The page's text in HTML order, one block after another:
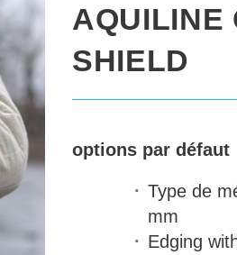
AQUILINE
SHIELD
options par défaut
Type de
mm
Edging